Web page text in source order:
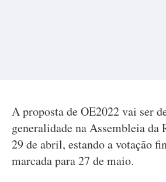
A proposta de OE2022 vai ser
generalidade na Assembleia da
29 de abril, estando a votação
marcada para 27 de maio.